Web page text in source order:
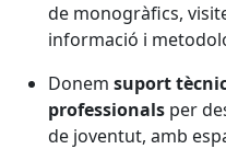
de monogràfics,
informació i
Donem suport
professionals per
de joventut, amb